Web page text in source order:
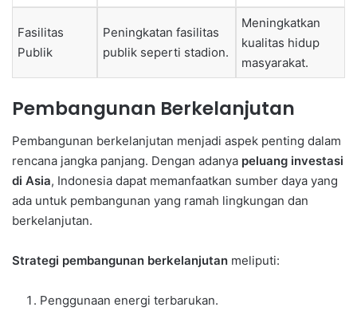
Fasilitas
Publik
Peningkatan fasilitas
publik seperti stadion.
Meningkatkan
kualitas hidup
masyarakat.
Pembangunan Berkelanjutan
Pembangunan berkelanjutan menjadi aspek penting dalam
rencana jangka panjang. Dengan adanya peluang investasi
di Asia, Indonesia dapat memanfaatkan sumber daya yang
ada untuk pembangunan yang ramah lingkungan dan
berkelanjutan.
Strategi pembangunan berkelanjutan meliputi:
Penggunaan energi terbarukan.